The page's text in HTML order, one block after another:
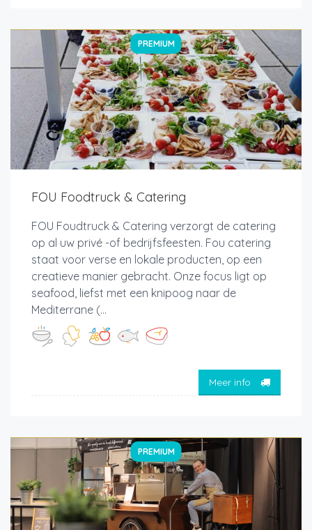
PREMIUM
FOU Foodtruck & Catering
FOU Foudtruck & Catering verzorgt de catering
op al uw privé -of bedrijfsfeesten. Fou catering
staat voor verse en lokale producten, op een
creatieve manier gebracht. Onze focus ligt op
seafood, liefst met een knipoog naar de
Mediterrane (...
Meer info
PREMIUM